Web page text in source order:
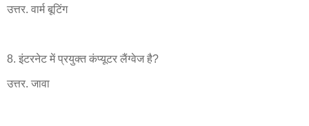
उत्तर. वार्म बूटिंग
8. इंटरनेट में प्रयुक्त कंप्यूटर लैंग्वेज है?
उत्तर. जावा